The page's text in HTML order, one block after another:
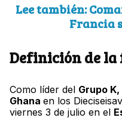
Lee también:
Francia
Definición de
Como líder del Grupo
Ghana en los
viernes 3 de julio en el